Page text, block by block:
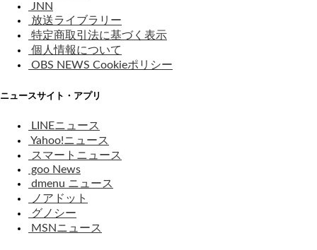
JNN
放送ライブラリー
特定商取引法に基づく表示
個人情報について
OBS NEWS Cookieポリシー
ニュースサイト・アプリ
LINEニュース
Yahoo!ニュース
スマートニュース
goo News
dmenu ニュース
ノアドット
グノシー
MSNニュース